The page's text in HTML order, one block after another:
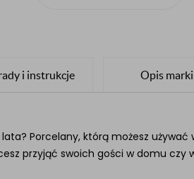
i instrukcje Opis marki
lata? Porcelany, którą możesz
przyjąć swoich gości w domu czy